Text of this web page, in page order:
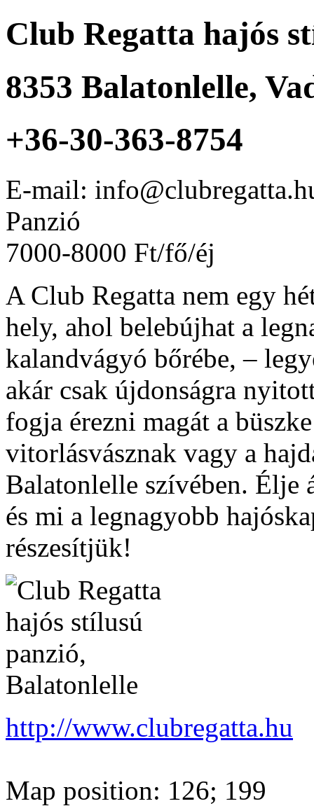
Club Regatta hajós
8353 Balatonlelle,
+36-30-363-8754
E-mail:
Panzió
7000-8000 Ft/fő/éj
A Club Regatta nem egy
hely, ahol belebújhat a
kalandvágyó bőrébe, –
akár csak újdonságra
fogja érezni magát a
vitorlásvásznak vagy a
Balatonlelle szívében. Élje
és mi a legnagyobb
részesítjük!
http://www.clubregatta.hu
Map position: 126; 199